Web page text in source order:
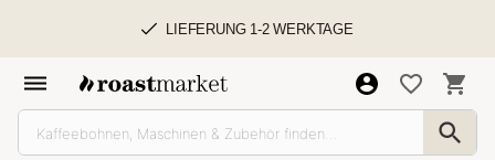
LIEFERUNG 1-2 WERKTAGE